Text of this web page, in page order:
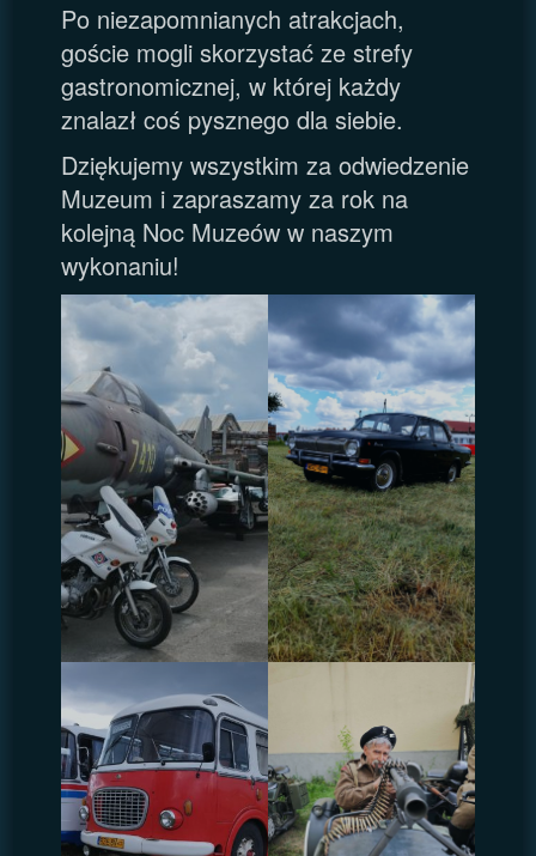
Po niezapomnianych atrakcjach,
goście mogli skorzystać ze strefy
gastronomicznej, w której każdy
znalazł coś pysznego dla siebie.
Dziękujemy wszystkim za odwiedzenie
Muzeum i zapraszamy za rok na
kolejną Noc Muzeów w naszym
wykonaniu!